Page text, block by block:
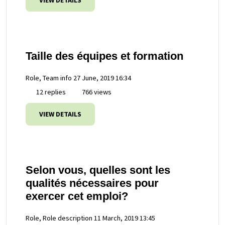
Taille des équipes et formation
Role, Team info 27 June, 2019 16:34
12 replies
766 views
VIEW DETAILS
Selon vous, quelles sont les
qualités nécessaires pour
exercer cet emploi?
Role, Role description 11 March, 2019 13:45